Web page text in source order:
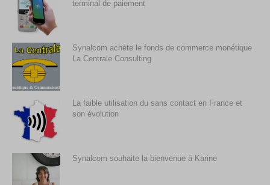
terminal de paiement
Synalcom achète le fonds de commerce monétique
La Centrale Consulting
La faible utilisation du sans contact en France et
son évolution
Synalcom souhaite la bienvenue à Karine